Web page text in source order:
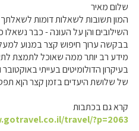
שלום מאיר
המון תשובות לשאלות דומות
השילובים והן על העונה - כבר נשאלו
בבקשה ערוך חיפוש קצר במנוע
מידע רב יותר ממה שאוכל לתמצת
בעיקרון הדולומיטים בעייתי באוקטובר
של שלושת היעדים בזמן קצר הןא
קרא גם בכתבות
travel/?p=2063